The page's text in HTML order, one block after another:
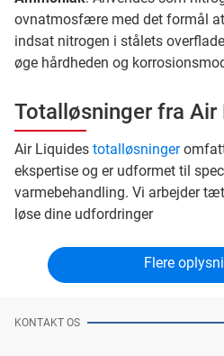
ovnatmosfære med det formål
indsat nitrogen i stålets
øge hårdheden og
Totalløsninger fra Air
Air Liquides totalløsninger
ekspertise og er udformet til
varmebehandling. Vi arbejder
løse dine udfordringer
Flere
KONTAKT OS